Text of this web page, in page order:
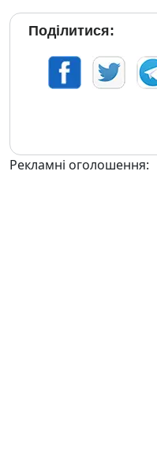
Поділитися:
Рекламні оголошення: